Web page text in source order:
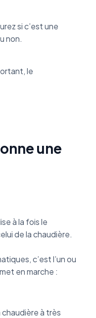
si c’est une
non.
le
une
à la fois le
de la chaudière.
c’est l’un ou
en marche :
chaudière à très